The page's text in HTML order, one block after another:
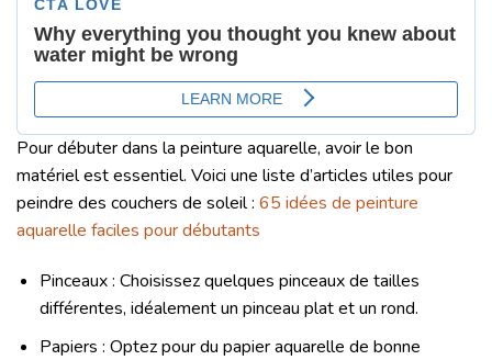
Pour débuter dans la peinture aquarelle, avoir le bon
matériel est essentiel. Voici une liste d’articles utiles pour
peindre des couchers de soleil : 65 idées de peinture
aquarelle faciles pour débutants
Pinceaux : Choisissez quelques pinceaux de tailles
différentes, idéalement un pinceau plat et un rond.
Papiers : Optez pour du papier aquarelle de bonne